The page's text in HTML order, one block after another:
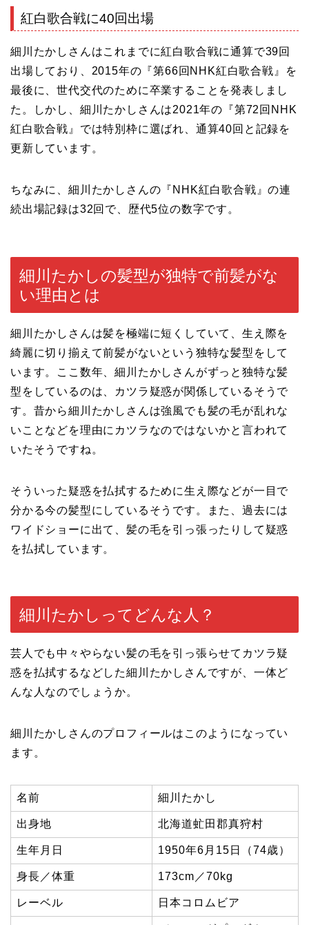
紅白歌合戦に40回出場
細川たかしさんはこれまでに紅白歌合戦に通算で39回
出場しており、2015年の『第66回NHK紅白歌合戦』を
最後に、世代交代のために卒業することを発表しまし
た。しかし、細川たかしさんは2021年の『第72回NHK
紅白歌合戦』では特別枠に選ばれ、通算40回と記録を
更新しています。
ちなみに、細川たかしさんの『NHK紅白歌合戦』の連
続出場記録は32回で、歴代5位の数字です。
細川たかしの髪型が独特で前髪がな
い理由とは
細川たかしさんは髪を極端に短くしていて、生え際を
綺麗に切り揃えて前髪がないという独特な髪型をして
います。ここ数年、細川たかしさんがずっと独特な髪
型をしているのは、カツラ疑惑が関係しているそうで
す。昔から細川たかしさんは強風でも髪の毛が乱れな
いことなどを理由にカツラなのではないかと言われて
いたそうですね。
そういった疑惑を払拭するために生え際などが一目で
分かる今の髪型にしているそうです。また、過去には
ワイドショーに出て、髪の毛を引っ張ったりして疑惑
を払拭しています。
細川たかしってどんな人？
芸人でも中々やらない髪の毛を引っ張らせてカツラ疑
惑を払拭するなどした細川たかしさんですが、一体ど
んな人なのでしょうか。
細川たかしさんのプロフィールはこのようになってい
ます。
名前 細川たかし
出身地 北海道虻田郡真狩村
生年月日 1950年6月15日（74歳）
身長／体重 173cm／70kg
レーベル 日本コロムビア